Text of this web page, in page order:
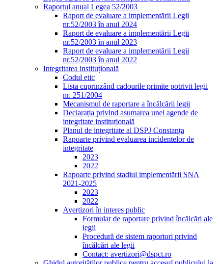
Raportul anual Legea 52/2003
Raport de evaluare a implementării Legii
nr.52/2003 în anul 2024
Raport de evaluare a implementării Legii
nr.52/2003 în anul 2023
Raport de evaluare a implementării Legii
nr.52/2003 în anul 2022
Integritatea instituțională
Codul etic
Lista cuprinzând cadourile primite potrivit legii
nr. 251/2004
Mecanismul de raportare a încălcării legii
Declarația privind asumarea unei agende de
integritate instituțională
Planul de integritate al DSPJ Constanța
Rapoarte privind evaluarea incidentelor de
integritate
2023
2022
Rapoarte privind stadiul implementării SNA
2021-2025
2023
2022
Avertizori în interes public
Formular de raportare privind încălcări ale
legii
Procedură de sistem raportori privind
încălcări ale legii
Contact: avertizori@dspct.ro